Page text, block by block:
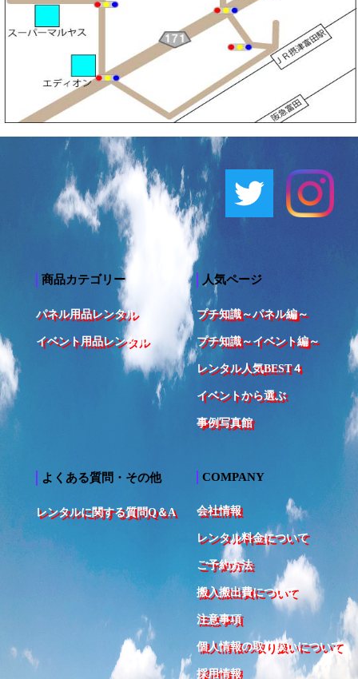
商品カテゴリー
パネル用品レンタル
イベント用品レンタル
人気ページ
プチ知識～パネル編～
プチ知識～イベント編～
レンタル人気BEST４
イベントから選ぶ
事例写真館
よくある質問・その他
レンタルに関する質問Q＆A
COMPANY
会社情報
レンタル料金について
ご予約方法
搬入搬出費について
注意事項
個人情報の取り扱いについて
採用情報